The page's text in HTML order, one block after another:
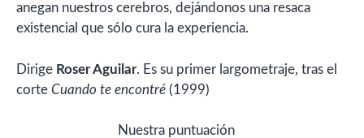
anegan nuestros cerebros, dejándonos una resaca
existencial que sólo cura la experiencia.
Dirige Roser Aguilar. Es su primer largometraje, tras el
corte Cuando te encontré (1999)
Nuestra puntuación